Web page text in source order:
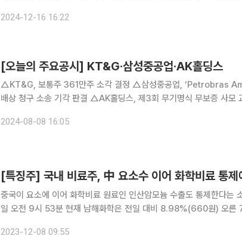
에 마감했다. 이들은 우크라이나 재건 관련주로 꼽히는데, 도널드
2024-12-16 16:22
[오늘의 주요공시] KT&G·삼성중공업·AK홀딩스
△KT&G, 보통주 361만주 소각 결정 △삼성중공업, ‘Petrobras America, INC’가 제기한 손해
배상 청구 소송 기각 판결 △AK홀딩스, 제3회 무기명식 무보증 사모 교환사채 조기상환(Put
주문형 반도체 설계 개발·공급
2024-08-08 16:05
중국이 요소에 이어 화학비료 원료인 인산암모늄 수출도 통제한다는
일 오전 9시 53분 현재 남해화학은 전일 대비 8.98%(660원) 오른
2023-12-08 09:55